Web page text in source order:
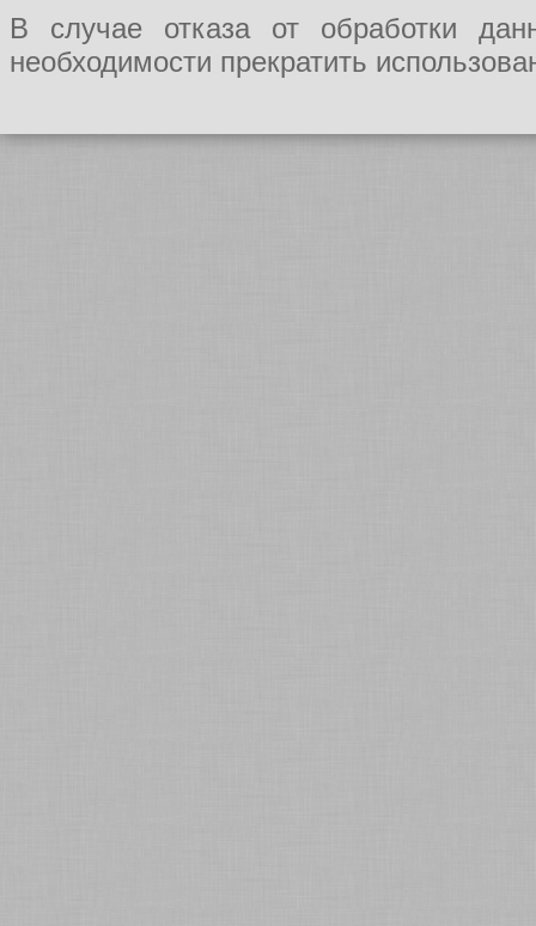
В случае отказа от обработки
необходимости прекратить